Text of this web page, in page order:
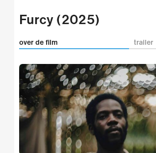
Furcy (2025)
over de film trailer